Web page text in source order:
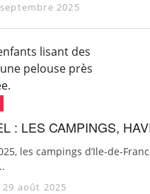
2025
: LES CAMPINGS,
les campings d’Ile-de-
29 août 2025